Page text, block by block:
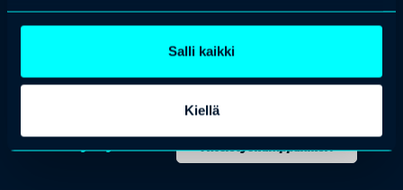
Salli kaikki
Kiellä
+358 (0)20 780 6220
asiakaspalvelu@professio.fi
Kaikki yhteystiedot Yhteistyökumppaniksi?